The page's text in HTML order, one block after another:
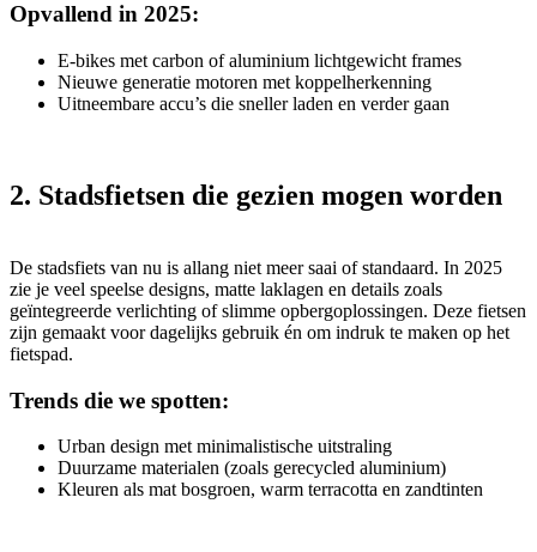
Opvallend in 2025:
E-bikes met carbon of aluminium lichtgewicht frames
Nieuwe generatie motoren met koppelherkenning
Uitneembare accu’s die sneller laden en verder gaan
2. Stadsfietsen die gezien mogen worden
De stadsfiets van nu is allang niet meer saai of standaard. In 2025
zie je veel speelse designs, matte laklagen en details zoals
geïntegreerde verlichting of slimme opbergoplossingen. Deze fietsen
zijn gemaakt voor dagelijks gebruik én om indruk te maken op het
fietspad.
Trends die we spotten:
Urban design met minimalistische uitstraling
Duurzame materialen (zoals gerecycled aluminium)
Kleuren als mat bosgroen, warm terracotta en zandtinten